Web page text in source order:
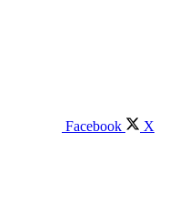
Facebook X